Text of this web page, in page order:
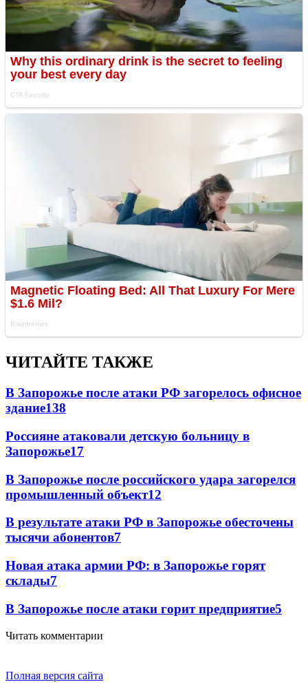
ЧИТАЙТЕ ТАКЖЕ
В Запорожье после атаки РФ загорелось офисное
здание138
Россияне атаковали детскую больницу в
Запорожье17
В Запорожье после российского удара загорелся
промышленный объект12
В результате атаки РФ в Запорожье обесточены
тысячи абонентов7
Новая атака армии РФ: в Запорожье горят
склады7
В Запорожье после атаки горит предприятие5
Читать комментарии
Полная версия сайта